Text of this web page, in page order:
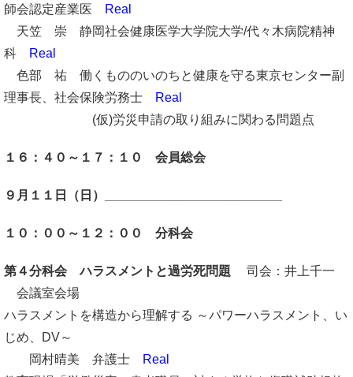
師会認定産業医
Real
天笠 崇 静岡社会健康医学大学院大学/代々木病院精神
科
Real
色部 祐 働くもののいのちと健康を守る東京センター副
理事長、社会保険労務士
Real
(仮)労災申請の取り組みに関わる問題点
１６：４０～１７：１０ 会員総会
９月１１日（日）_________________________
１０：００～１２：００ 分科会
第４分科会ハラスメントと過労死問題 司会：井上千一
会議室会場
ハラスメントを構造から理解する ～パワーハラスメント、い
じめ、DV～
岡村晴美 弁護士
Real